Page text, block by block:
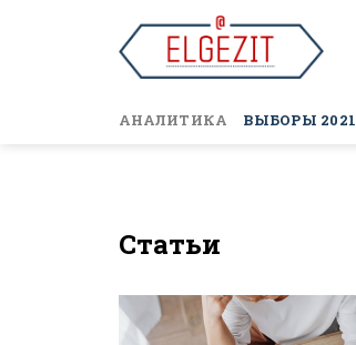
АНАЛИТИКА ВЫБОРЫ 2021
Статьи